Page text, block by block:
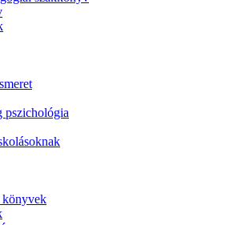
pszichológia
könyvek